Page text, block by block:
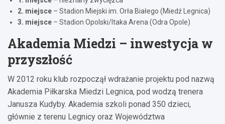
2. miejsce – Stadion Miejski im. Orła Białego (Miedź Legnica)
3. miejsce – Stadion Opolski/Itaka Arena (Odra Opole)
Akademia Miedzi – inwestycja w
przyszłość
W 2012 roku klub rozpoczął wdrażanie projektu pod nazwą
Akademia Piłkarska Miedzi Legnica, pod wodzą trenera
Janusza Kudyby. Akademia szkoli ponad 350 dzieci,
głównie z terenu Legnicy oraz Województwa